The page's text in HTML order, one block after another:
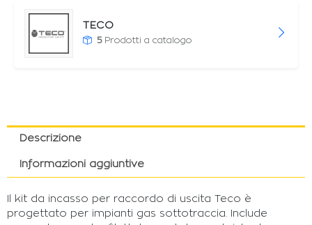
TECO
5 Prodotti a catalogo
Descrizione
Informazioni aggiuntive
Il kit da incasso per raccordo di uscita Teco è
progettato per impianti gas sottotraccia. Include